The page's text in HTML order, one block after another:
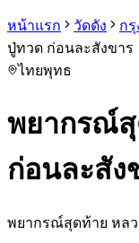
หน้าแรก วัดดัง ก
ปู่ทวด ก่อนละสังขาร
ไทยพุทธ
พยากรณ์
ก่อนละสัง
พยากรณ์สุดท้าย หล